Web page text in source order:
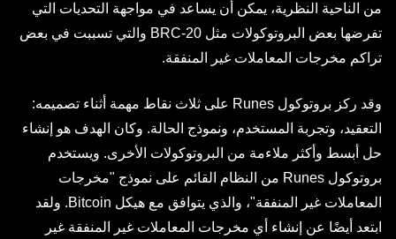
من الناحية النظرية، يمكن أن يساعد في مواجهة التحديات التي
تفرضها بعض البروتوكولات مثل BRC-20 والتي تسببت في بعض
تراكم مخرجات المعاملات غير المنفقة.
وقد ركز بروتوكول Runes على ثلاث نقاط مهمة أثناء تصميمه:
التعقيد، وتجربة المستخدم، ونموذج الحالة. وكان الهدف هو إنشاء
حل أبسط وأكثر ملاءمة من البروتوكولات الأخرى. ويستخدم
بروتوكول Runes من النظام القائم على نموذج "مخرجات
المعاملات غير المنفقة"، والذي يتوافق مع هيكل Bitcoin. ولقد
ابتعد أيضًا عن إنشاء أي مخرجات المعاملات غير المنفقة غير